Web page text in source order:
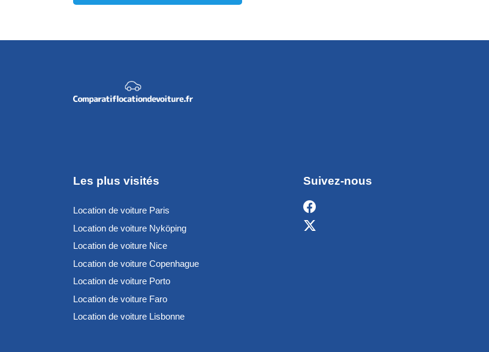
Les plus visités
Location de voiture Paris
Location de voiture Nyköping
Location de voiture Nice
Location de voiture Copenhague
Location de voiture Porto
Location de voiture Faro
Location de voiture Lisbonne
Suivez-nous